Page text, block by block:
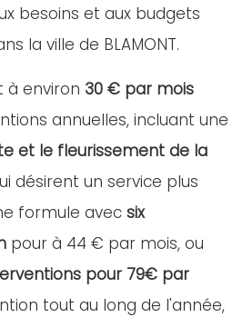
besoins et aux budgets
la ville de BLAMONT.
à environ 30 € par mois
annuelles, incluant une
et le fleurissement de la
désirent un service plus
formule avec six
pour à 44 € par mois, ou
pour 79€ par
tout au long de l'année,